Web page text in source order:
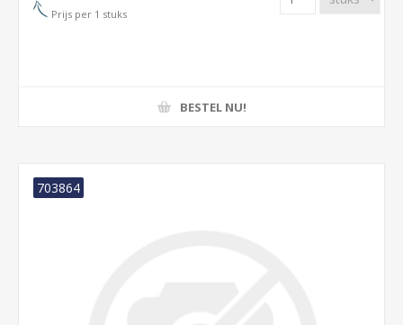
Prijs per 1 stuks
BESTEL NU!
703864